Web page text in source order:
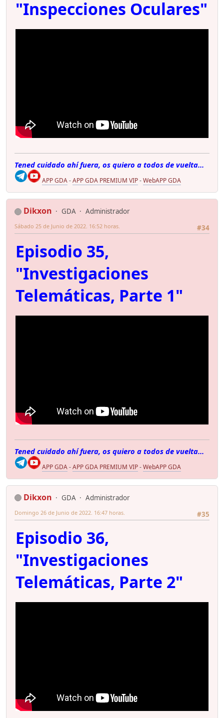
"Inspecciones Oculares"
Tened cuidado ahí fuera, os quiero a todos de vuelta...
APP GDA-APP GDA PREMIUM VIP-WebAPP GDA
Dikxon GDA
Administrador
#34
Sábado 25 de Junio de 2022. 16:52 horas.
Episodio 35,
"Investigaciones
Telemáticas, Parte 1"
Tened cuidado ahí fuera, os quiero a todos de vuelta...
APP GDA-APP GDA PREMIUM VIP-WebAPP GDA
Dikxon GDA
Administrador
#35
Domingo 26 de Junio de 2022. 16:47 horas.
Episodio 36,
"Investigaciones
Telemáticas, Parte 2"